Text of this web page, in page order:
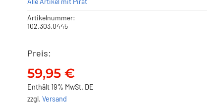
NO FISH Waschbeutel –
59,95
Artikelnummer:
102.303.0445
Preis:
59,95 €
Enthält 19% MwSt. DE
zzgl. Versand